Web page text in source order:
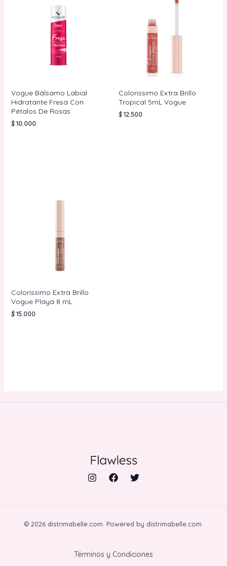
Vogue Bálsamo Labial
Hidratante Fresa Con
Pétalos De Rosas
$10.000
Colorissimo Extra Brillo
Tropical 5mL Vogue
$12.500
Colorissimo Extra Brillo
Vogue Playa 8 mL
$15.000
© 2026 distrimabelle.com. Powered by distrimabelle.com.
Términos y Condiciones